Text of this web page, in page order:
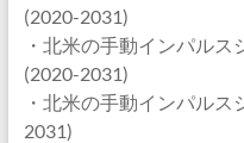
(2020-2031)
・北米の手動インパル
(2020-2031)
・北米の手動インパル
2031)